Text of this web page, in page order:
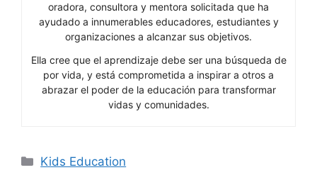
oradora, consultora y mentora solicitada que ha
ayudado a innumerables educadores, estudiantes y
organizaciones a alcanzar sus objetivos.
Ella cree que el aprendizaje debe ser una búsqueda de
por vida, y está comprometida a inspirar a otros a
abrazar el poder de la educación para transformar
vidas y comunidades.
Categories
Kids Education